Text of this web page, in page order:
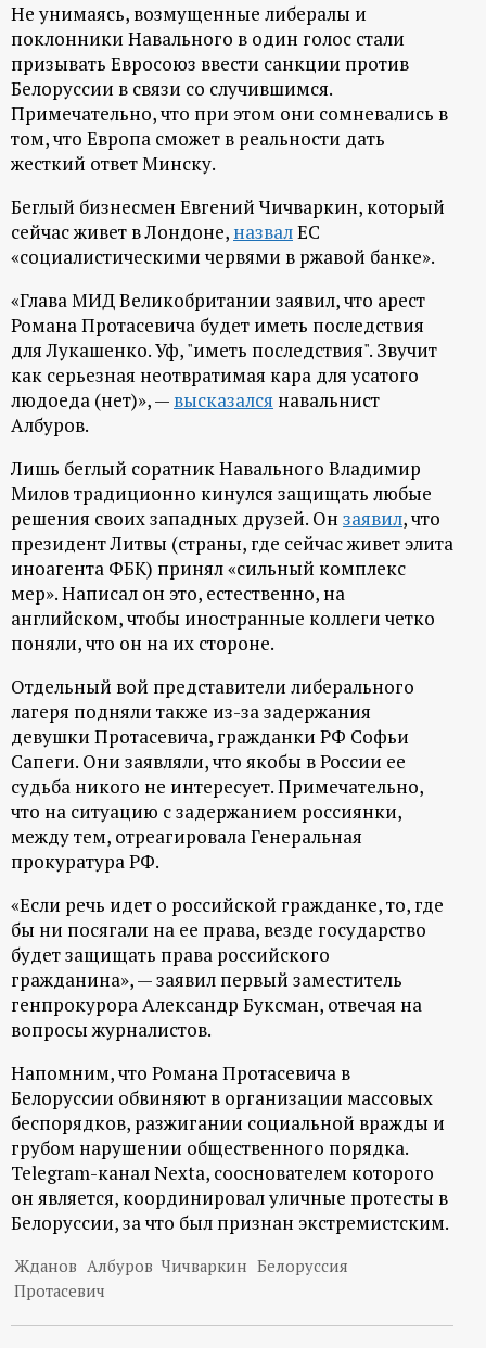
Не унимаясь, возмущенные либералы и
поклонники Навального в один голос стали
призывать Евросоюз ввести санкции против
Белоруссии в связи со случившимся.
Примечательно, что при этом они сомневались в
том, что Европа сможет в реальности дать
жесткий ответ Минску.
Беглый бизнесмен Евгений Чичваркин, который
сейчас живет в Лондоне, назвалЕС
«социалистическими червями в ржавой банке».
«Глава МИД Великобритании заявил, что арест
Романа Протасевича будет иметь последствия
для Лукашенко. Уф, "иметь последствия". Звучит
как серьезная неотвратимая кара для усатого
людоеда (нет)», — высказался навальнист
Албуров.
Лишь беглый соратник Навального Владимир
Милов традиционно кинулся защищать любые
решения своих западных друзей. Он заявил, что
президент Литвы (страны, где сейчас живет элита
иноагента ФБК) принял «сильный комплекс
мер». Написал он это, естественно, на
английском, чтобы иностранные коллеги четко
поняли, что он на их стороне.
Отдельный вой представители либерального
лагеря подняли также из-за задержания
девушки Протасевича, гражданки РФ Софьи
Сапеги. Они заявляли, что якобы в России ее
судьба никого не интересует. Примечательно,
что на ситуацию с задержанием россиянки,
между тем, отреагировала Генеральная
прокуратура РФ.
«Если речь идет о российской гражданке, то, где
бы ни посягали на ее права, везде государство
будет защищать права российского
гражданина», — заявил первый заместитель
генпрокурора Александр Буксман, отвечая на
вопросы журналистов.
Напомним, что Романа Протасевича в
Белоруссии обвиняют в организации массовых
беспорядков, разжигании социальной вражды и
грубом нарушении общественного порядка.
Telegram-канал Nexta, сооснователем которого
он является, координировал уличные протесты в
Белоруссии, за что был признан экстремистским.
Жданов Албуров Чичваркин Белоруссия
Протасевич